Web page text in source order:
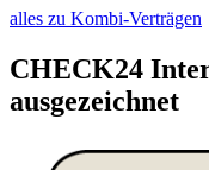
alles zu Kombi-Verträgen
CHECK24
ausgezeichnet